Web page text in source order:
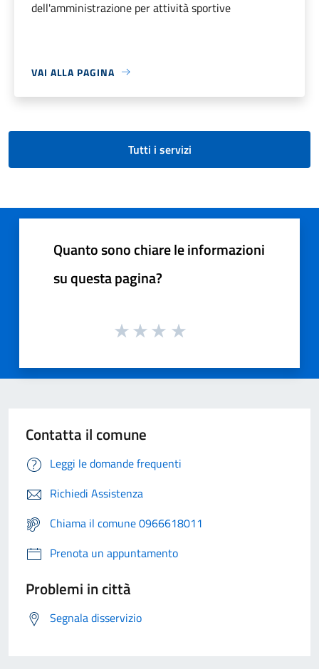
dell'amministrazione per attività sportive
VAI ALLA PAGINA
Tutti i servizi
Quanto sono chiare le informazioni
su questa pagina?
Contatta il comune
Leggi le domande frequenti
Richiedi Assistenza
Chiama il comune 0966618011
Prenota un appuntamento
Problemi in città
Segnala disservizio